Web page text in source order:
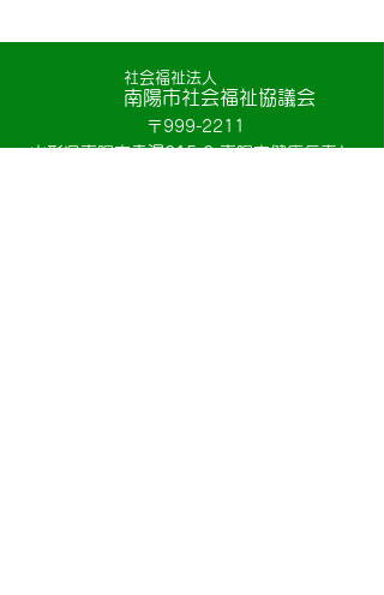
社会福祉法人
南陽市社会福祉協議会
〒999-2211
山形県南陽市赤湯215-2 南陽市健康長寿セ